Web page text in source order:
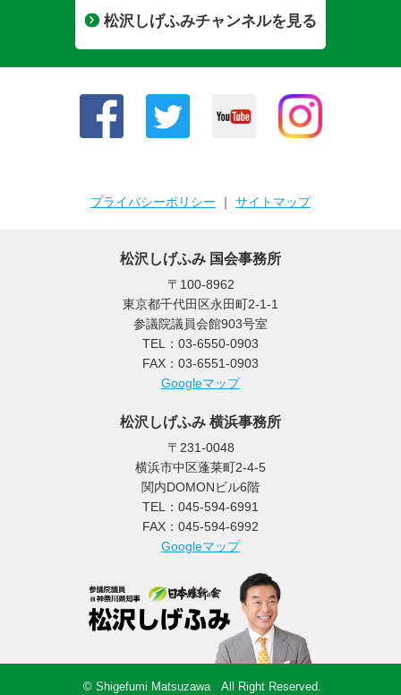
松沢しげふみチャンネルを見る
プライバシーポリシー ｜ サイトマップ
松沢しげふみ 国会事務所
〒100-8962
東京都千代田区永田町2-1-1
参議院議員会館903号室
TEL：03-6550-0903
FAX：03-6551-0903
Googleマップ
松沢しげふみ 横浜事務所
〒231-0048
横浜市中区蓬莱町2-4-5
関内DOMONビル6階
TEL：045-594-6991
FAX：045-594-6992
Googleマップ
© Shigefumi Matsuzawa All Right Reserved.